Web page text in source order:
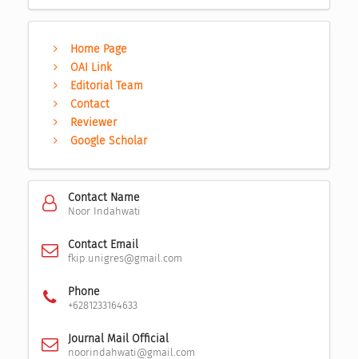
Home Page
OAI Link
Editorial Team
Contact
Reviewer
Google Scholar
Contact Name
Noor Indahwati
Contact Email
fkip.unigres@gmail.com
Phone
+6281233164633
Journal Mail Official
noorindahwati@gmail.com